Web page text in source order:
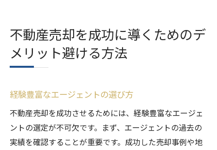
不動産売却を成功に導くためのデ
メリット避ける方法
経験豊富なエージェントの選び方
不動産売却を成功させるためには、経験豊富なエージェ
ントの選定が不可欠です。まず、エージェントの過去の
実績を確認することが重要です。成功した売却事例や地